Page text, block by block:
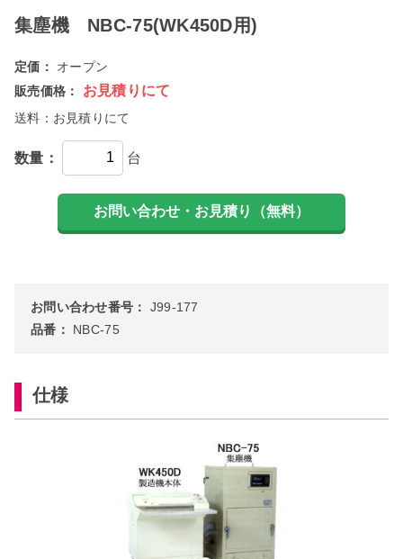
集塵機 NBC-75(WK450D用)
定価：
オープン
販売価格：
お見積りにて
送料： お見積りにて
数量： 台
お問い合わせ番号：
J99-177
品番：
NBC-75
仕様